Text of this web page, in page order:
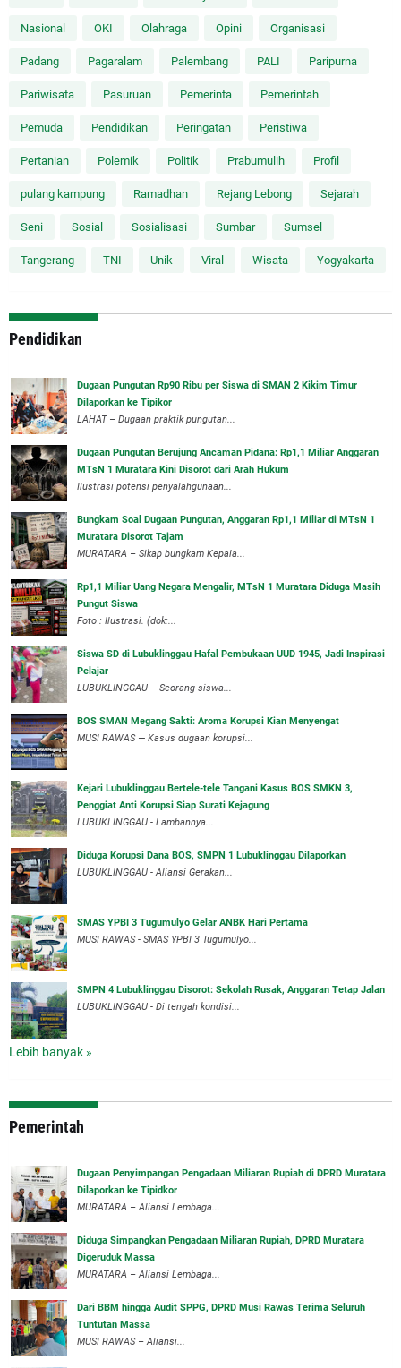
Nasional OKI Olahraga Opini Organisasi
Padang Pagaralam Palembang PALI Paripurna
Pariwisata Pasuruan Pemerinta Pemerintah
Pemuda Pendidikan Peringatan Peristiwa
Pertanian Polemik Politik Prabumulih Profil
pulang kampung Ramadhan Rejang Lebong Sejarah
Seni Sosial Sosialisasi Sumbar Sumsel
Tangerang TNI Unik Viral Wisata Yogyakarta
Pendidikan
Dugaan Pungutan Rp90 Ribu per Siswa di SMAN 2 Kikim Timur
Dilaporkan ke Tipikor
LAHAT – Dugaan praktik pungutan...
Dugaan Pungutan Berujung Ancaman Pidana: Rp1,1 Miliar Anggaran
MTsN 1 Muratara Kini Disorot dari Arah Hukum
Ilustrasi potensi penyalahgunaan...
Bungkam Soal Dugaan Pungutan, Anggaran Rp1,1 Miliar di MTsN 1
Muratara Disorot Tajam
‎MURATARA – Sikap bungkam Kepala...
‎Rp1,1 Miliar Uang Negara Mengalir, MTsN 1 Muratara Diduga Masih
Pungut Siswa
Foto : Ilustrasi. (dok:...
Siswa SD di Lubuklinggau Hafal Pembukaan UUD 1945, Jadi Inspirasi
Pelajar
LUBUKLINGGAU – Seorang siswa...
BOS SMAN Megang Sakti: Aroma Korupsi Kian Menyengat
MUSI RAWAS — Kasus dugaan korupsi...
Kejari Lubuklinggau Bertele-tele Tangani Kasus BOS SMKN 3,
Penggiat Anti Korupsi Siap Surati Kejagung
LUBUKLINGGAU - Lambannya...
Diduga Korupsi Dana BOS, SMPN 1 Lubuklinggau Dilaporkan
LUBUKLINGGAU - Aliansi Gerakan...
SMAS YPBI 3 Tugumulyo Gelar ANBK Hari Pertama
MUSI RAWAS - SMAS YPBI 3 Tugumulyo...
SMPN 4 Lubuklinggau Disorot: Sekolah Rusak, Anggaran Tetap Jalan
LUBUKLINGGAU - Di tengah kondisi...
Lebih banyak »
Pemerintah
‎Dugaan Penyimpangan Pengadaan Miliaran Rupiah di DPRD Muratara
Dilaporkan ke Tipidkor
‎MURATARA – Aliansi Lembaga...
Diduga Simpangkan Pengadaan Miliaran Rupiah, DPRD Muratara
Digeruduk Massa
‎MURATARA – Aliansi Lembaga...
Dari BBM hingga Audit SPPG, DPRD Musi Rawas Terima Seluruh
Tuntutan Massa
MUSI RAWAS – Aliansi...